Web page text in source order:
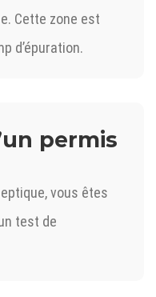
Cette zone est
d’épuration.
permis
vous êtes
test de